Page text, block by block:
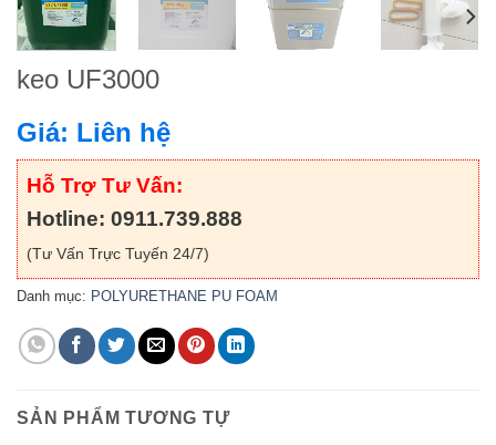
keo UF3000
Giá: Liên hệ
Hỗ Trợ Tư Vấn:
Hotline: 0911.739.888
(Tư Vấn Trực Tuyến 24/7)
Danh mục: POLYURETHANE PU FOAM
SẢN PHẨM TƯƠNG TỰ